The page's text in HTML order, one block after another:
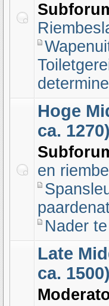
Hoge
ca. 1270)
en
Nader
Late
ca. 1500)